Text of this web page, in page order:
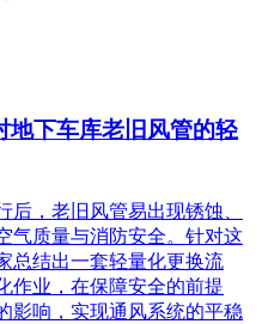
地下车库老旧风管的轻
，老旧风管易出现锈蚀、
气质量与消防安全。针对这
总结出一套轻量化更换流
作业，在保障安全的前提
影响，实现通风系统的平稳